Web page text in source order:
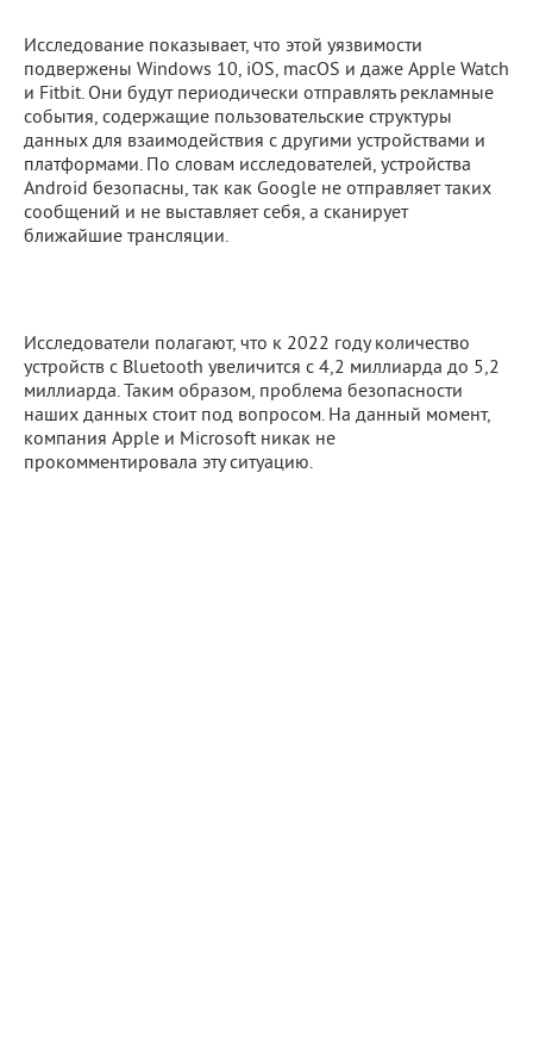
Исследование показывает, что этой уязвимости
подвержены Windows 10, iOS, macOS и даже Apple Watch
и Fitbit. Они будут периодически отправлять рекламные
события, содержащие пользовательские структуры
данных для взаимодействия с другими устройствами и
платформами. По словам исследователей, устройства
Android безопасны, так как Google не отправляет таких
сообщений и не выставляет себя, а сканирует
ближайшие трансляции.
Исследователи полагают, что к 2022 году количество
устройств с Bluetooth увеличится с 4,2 миллиарда до 5,2
миллиарда. Таким образом, проблема безопасности
наших данных стоит под вопросом. На данный момент,
компания Apple и Microsoft никак не
прокомментировала эту ситуацию.